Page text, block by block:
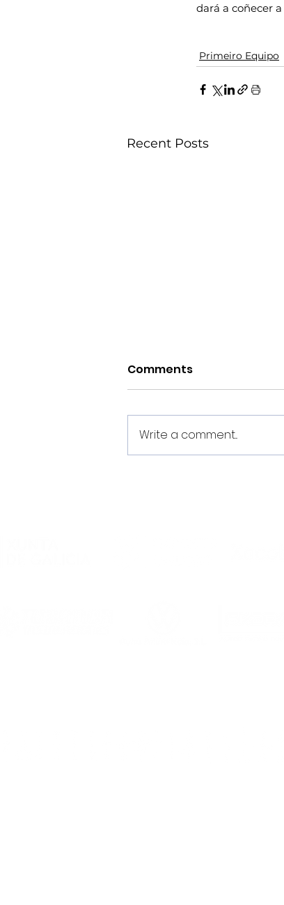
dará a coñecer a
Primeiro Equipo
Recent Posts
Comments
Write a comment...